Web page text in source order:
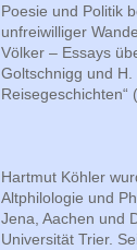
Poesie und Politik
unfreiwilliger
Völker – Essays
Goltschnigg und
Reisegeschichten“
Hartmut Köhler
Altphilologie und
Jena, Aachen und
Universität Trier.